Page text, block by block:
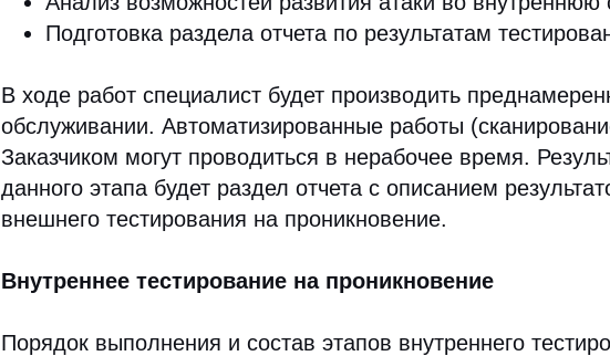
Подготовка раздела отчета по результатам
В ходе работ специалист будет производить
обслуживании. Автоматизированные работы
Заказчиком могут проводиться в нерабочее время.
данного этапа будет раздел отчета с описанием
внешнего тестирования на проникновение.
Внутреннее тестирование на проникновение
Порядок выполнения и состав этапов внутреннего